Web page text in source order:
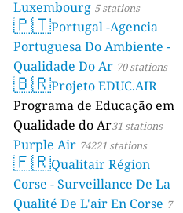
Luxembourg 5 stations
🇵🇹Portugal -Agencia
Portuguesa Do Ambiente -
Qualidade Do Ar 70 stations
🇧🇷Projeto EDUC.AIR
Programa de Educação em
Qualidade do Ar31 stations
Purple Air 74221 stations
🇫🇷Qualitair Région
Corse - Surveillance De La
Qualité De L'air En Corse 7